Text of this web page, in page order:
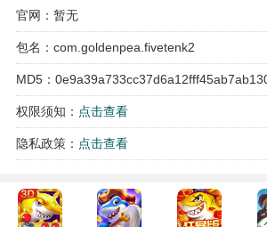
在游戏过程中，出牌权的轮换由每轮出
增加了游戏的变数和趣味性。
玩家在出牌时，必须遵循必打的规则，
手牌型的牌，必须打出。
得分方面，游戏中有200分的得分目标，
数。
官网：暂无
包名：com.goldenpea.fivetenk2
MD5：
权限须知： 点击查看
隐私政策： 点击查看